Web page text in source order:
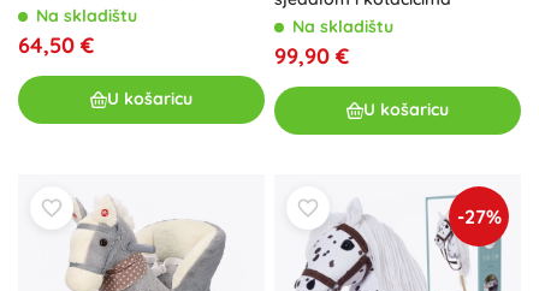
zvukovima
Na skladištu
64,50 €
U košaricu
Na skladištu
99,90 €
U košaricu
-27%